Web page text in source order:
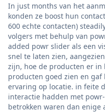
In just months van het
konden ze boost hun
600 echte contacten)
volgers met behulp van
added powr slider als een
snel te laten zien,
zijn, hoe de producten er
producten goed zien en
ervaring op locatie. in feite
interactie hadden met
betrokken waren dan enige